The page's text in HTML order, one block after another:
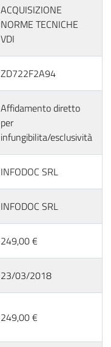
ACQUISIZIONE
NORME TECNICHE
VDI
ZD722F2A94
Affidamento diretto
per
infungibilita/esclusività
INFODOC SRL
INFODOC SRL
249,00 €
23/03/2018
249,00 €